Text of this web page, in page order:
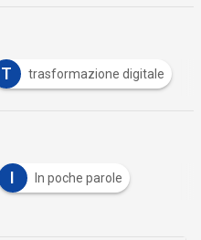
T trasformazione digitale
I In poche parole